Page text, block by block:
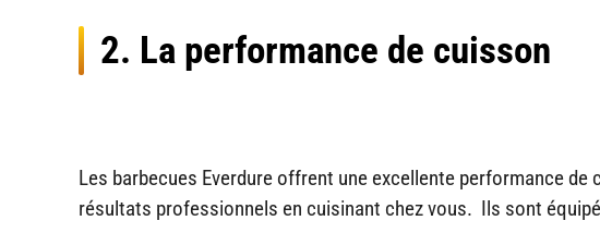
2. La performance de cuisson
Les barbecues Everdure offrent une excellente performance
résultats professionnels en cuisinant chez vous. Ils sont